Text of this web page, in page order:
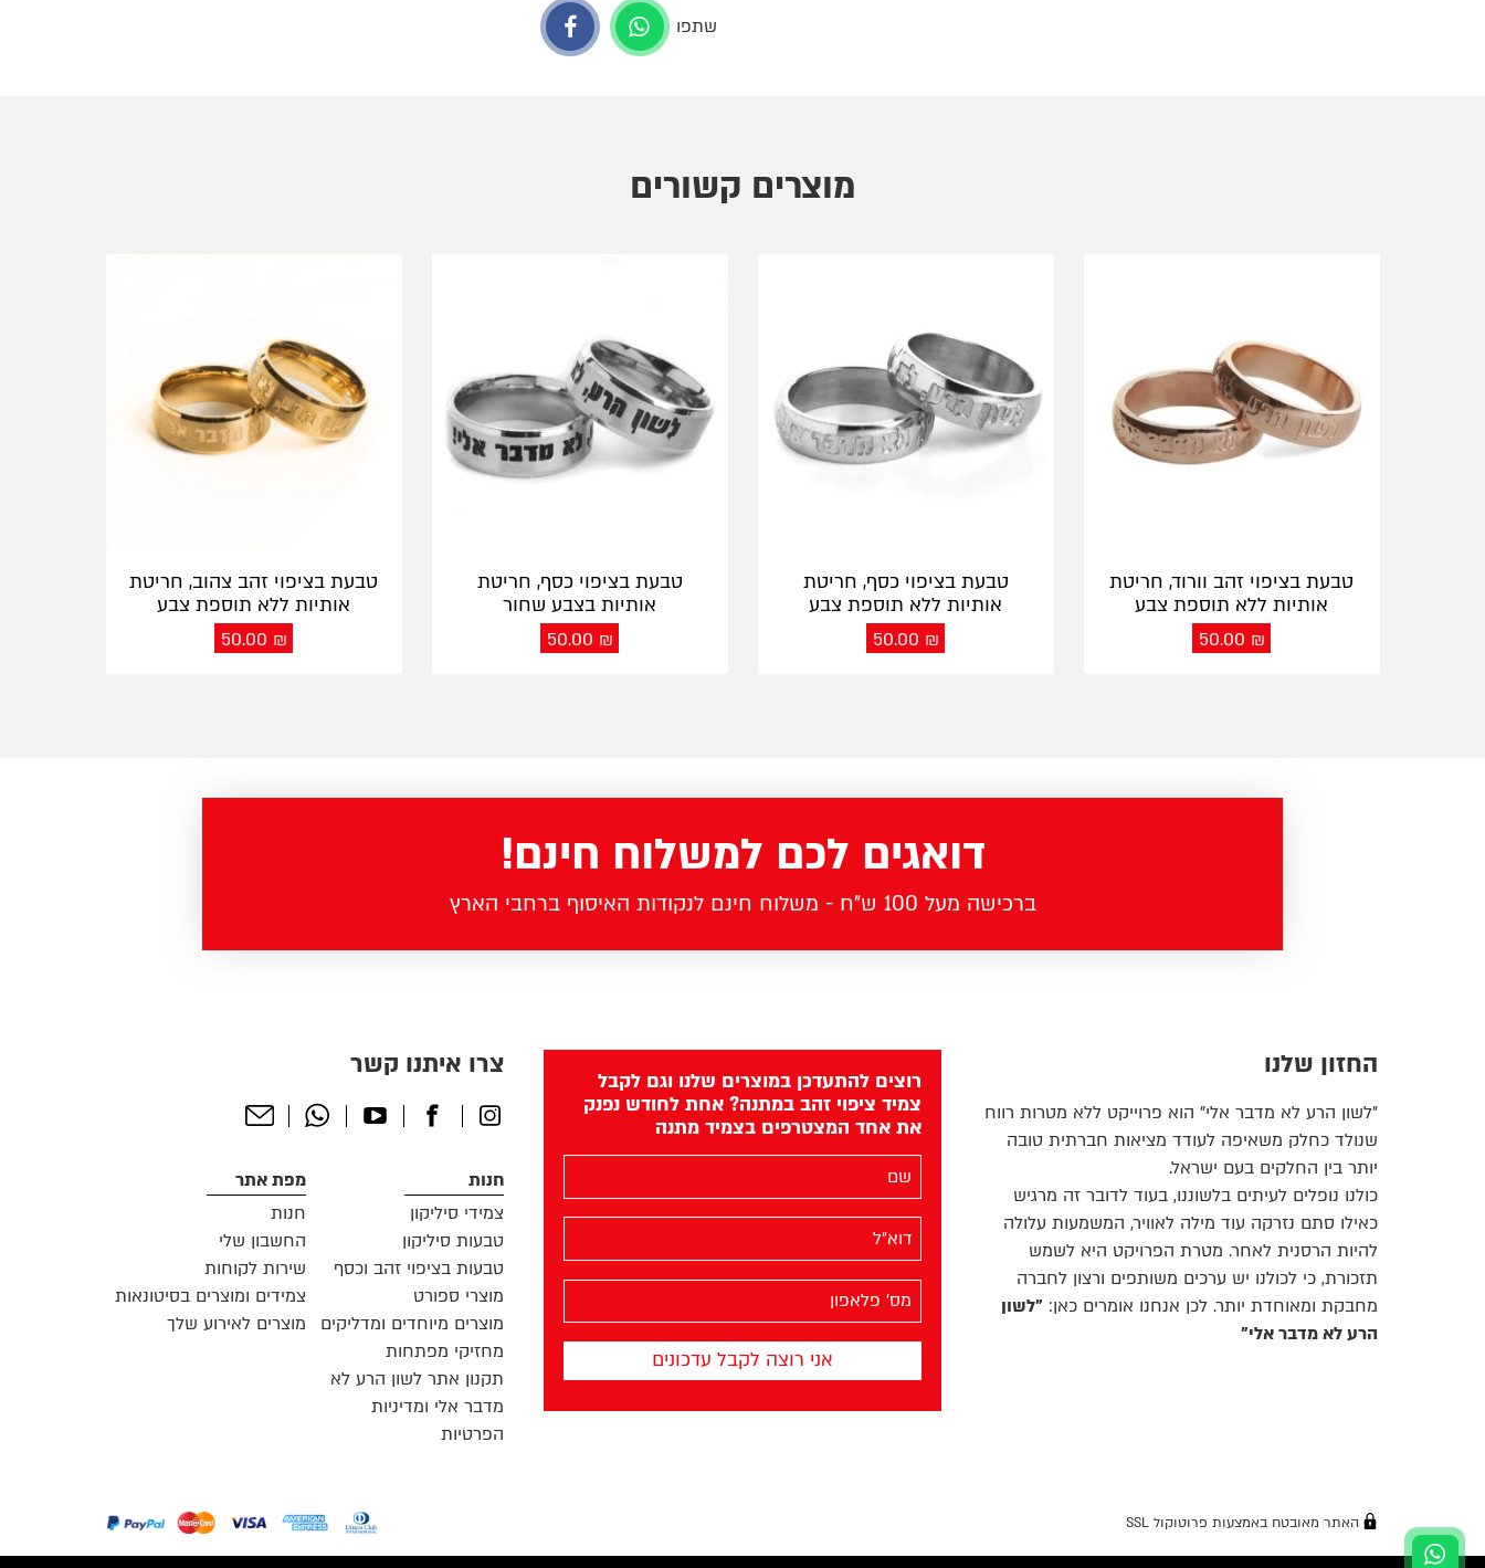
שתפו
מוצרים קשורים
טבעת בציפוי זהב וורוד, חריטת
אותיות ללא תוספת צבע
50.00 ₪
טבעת בציפוי כסף, חריטת
אותיות ללא תוספת צבע
50.00 ₪
טבעת בציפוי כסף, חריטת
אותיות בצבע שחור
50.00 ₪
טבעת בציפוי זהב צהוב, חריטת
אותיות ללא תוספת צבע
50.00 ₪
דואגים לכם למשלוח חינם!
ברכישה מעל 100 ש"ח - משלוח חינם לנקודות האיסוף ברחבי הארץ
החזון שלנו
"לשון הרע לא מדבר אלי" הוא פרוייקט ללא מטרות רווח
שנולד כחלק משאיפה לעודד מציאות חברתית טובה
יותר בין החלקים בעם ישראל.
כולנו נופלים לעיתים בלשוננו, בעוד לדובר זה מרגיש
כאילו סתם נזרקה עוד מילה לאוויר, המשמעות עלולה
להיות הרסנית לאחר. מטרת הפרויקט היא לשמש
תזכורת, כי לכולנו יש ערכים משותפים ורצון לחברה
מחבקת ומאוחדת יותר. לכן אנחנו אומרים כאן: "לשון
הרע לא מדבר אלי"
רוצים להתעדכן במוצרים שלנו וגם לקבל
צמיד ציפוי זהב במתנה? אחת לחודש נפנק
את אחד המצטרפים בצמיד מתנה
(חובה)
האימייל
(חובה)
שלך
צרו איתנו קשר
Instagram
Facebook
Youtube
Whatsapp
Send
חנות
צמידי סיליקון
טבעות סיליקון
טבעות בציפוי זהב וכסף
מוצרי ספורט
מוצרים מיוחדים ומדליקים
מחזיקי מפתחות
תקנון אתר לשון הרע לא
מדבר אלי ומדיניות
הפרטיות
מפת אתר
חנות
החשבון שלי
שירות לקוחות
צמידים ומוצרים בסיטונאות
מוצרים לאירוע שלך
האתר מאובטח באמצעות פרוטוקול SSL